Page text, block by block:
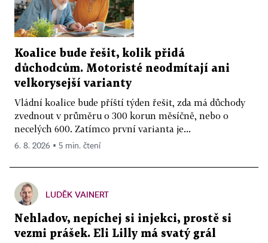
Koalice bude řešit, kolik přidá
důchodcům. Motoristé neodmítají ani
velkorysejší varianty
Vládní koalice bude příští týden řešit, zda má důchody
zvednout v průměru o 300 korun měsíčně, nebo o
necelých 600. Zatímco první varianta je...
6. 8. 2026 ▪ 5 min. čtení
LUDĚK VAINERT
Nehladov, nepíchej si injekci, prostě si
vezmi prášek. Eli Lilly má svatý grál